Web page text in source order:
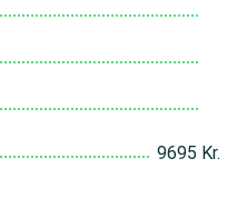
9695 Kr.